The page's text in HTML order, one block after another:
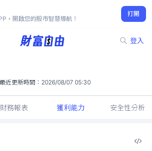
，開啟您的股市智慧導航！
打開
登入
32.15
3.38%
近更新時間： 2026/08/07 05:30
財務報表 獲利能力 安全性分析